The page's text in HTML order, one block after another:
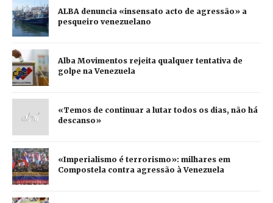
ALBA denuncia «insensato acto de agressão» a
pesqueiro venezuelano
Alba Movimentos rejeita qualquer tentativa de
golpe na Venezuela
«Temos de continuar a lutar todos os dias, não há
descanso»
«Imperialismo é terrorismo»: milhares em
Compostela contra agressão à Venezuela